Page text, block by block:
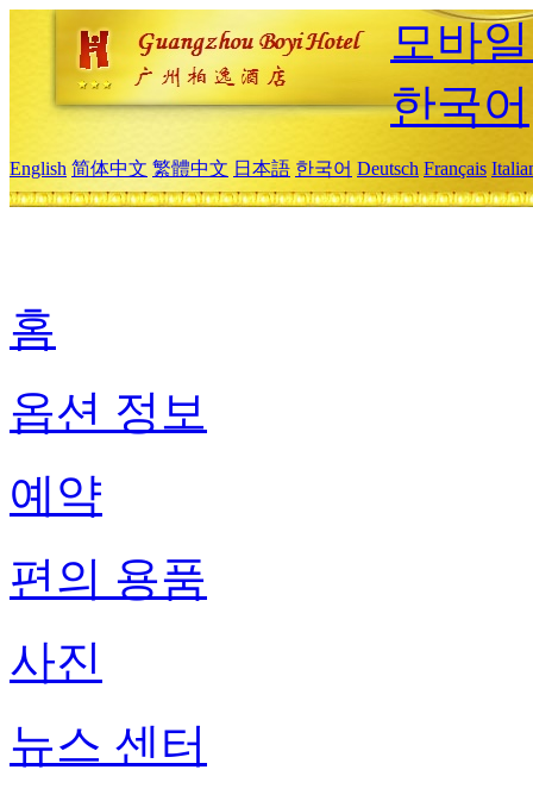
모바
한국어
English 简体中文 繁體中文 日本語 한국어 Deutsch Français
홈
옵션 정보
예약
편의 용품
사진
뉴스 센터